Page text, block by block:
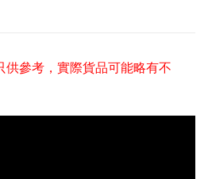
供參考，實際貨品可能略有不